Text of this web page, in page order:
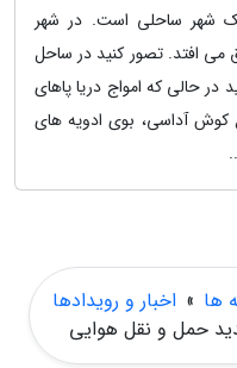
شهر ساحلی است. در شهر
افتد. تصور کنید در ساحل
در حالی که امواج دریا پاهای
کوش آداسی، بوی ادویه های
ها » اخبار و رویدادها
حمل و نقل هوایی